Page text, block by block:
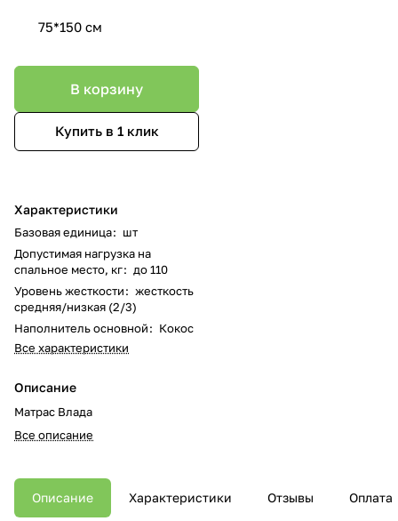
75*150 см
В корзину
Купить в 1 клик
Характеристики
Базовая единица: шт
Допустимая нагрузка на
спальное место, кг: до 110
Уровень жесткости: жесткость
средняя/низкая (2/3)
Наполнитель основной: Кокос
Все характеристики
Описание
Матрас Влада
Все описание
Описание Характеристики Отзывы Оплата